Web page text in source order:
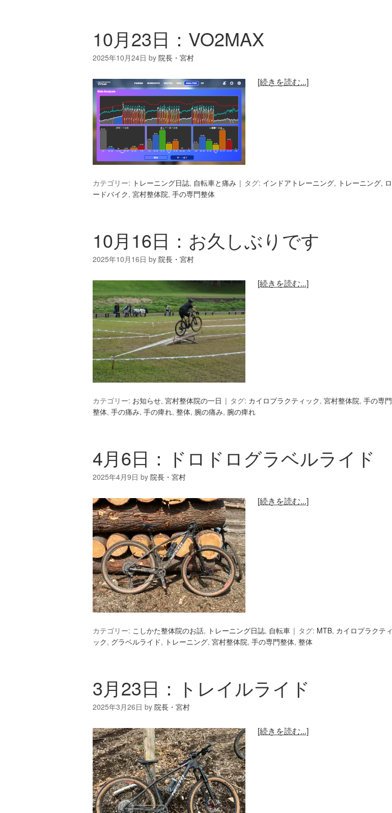
10月23日：VO2MAX
2025年10月24日 by 院長・宮村
[続きを読む...]
カテゴリー: トレーニング日誌, 自転車と痛み タグ: インドアトレーニング, トレーニング, ロ
ードバイク, 宮村整体院, 手の専門整体
10月16日：お久しぶりです
2025年10月16日 by 院長・宮村
[続きを読む...]
カテゴリー: お知らせ, 宮村整体院の一日 タグ: カイロプラクティック, 宮村整体院, 手の専門
整体, 手の痛み, 手の痺れ, 整体, 腕の痛み, 腕の痺れ
4月6日：ドロドログラベルライド
2025年4月9日 by 院長・宮村
[続きを読む...]
カテゴリー: こしかた整体院のお話, トレーニング日誌, 自転車 タグ: MTB, カイロプラクティ
ック, グラベルライド, トレーニング, 宮村整体院, 手の専門整体, 整体
3月23日：トレイルライド
2025年3月26日 by 院長・宮村
[続きを読む...]